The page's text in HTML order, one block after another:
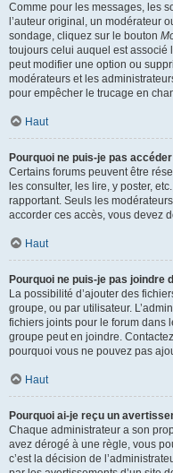
Comme pour les messages, les
l’auteur original, un modérateur
sondage, cliquez sur le bouton
toujours celui auquel est associé
peut modifier une option ou
modérateurs et les
pour empêcher le trucage en
Haut
Pourquoi ne puis-je pas
Certains forums peuvent être
les consulter, les lire, y poster,
rapportant. Seuls les
accorder ces accès, vous devez
Haut
Pourquoi ne puis-je pas joindre
La possibilité d’ajouter des
groupe, ou par utilisateur.
fichiers joints pour le forum dans
groupe peut en joindre.
pourquoi vous ne pouvez pas
Haut
Pourquoi ai-je reçu un
Chaque administrateur a son
avez dérogé à une règle, vous
c’est la décision de